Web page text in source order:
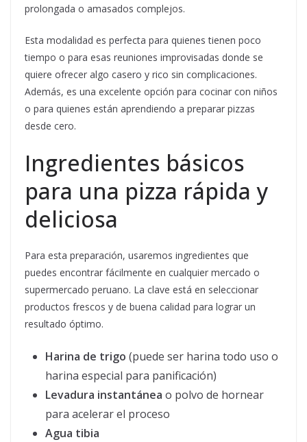
prolongada o amasados complejos.
Esta modalidad es perfecta para quienes tienen poco
tiempo o para esas reuniones improvisadas donde se
quiere ofrecer algo casero y rico sin complicaciones.
Además, es una excelente opción para cocinar con niños
o para quienes están aprendiendo a preparar pizzas
desde cero.
Ingredientes básicos
para una pizza rápida y
deliciosa
Para esta preparación, usaremos ingredientes que
puedes encontrar fácilmente en cualquier mercado o
supermercado peruano. La clave está en seleccionar
productos frescos y de buena calidad para lograr un
resultado óptimo.
Harina de trigo (puede ser harina todo uso o
harina especial para panificación)
Levadura instantánea o polvo de hornear
para acelerar el proceso
Agua tibia